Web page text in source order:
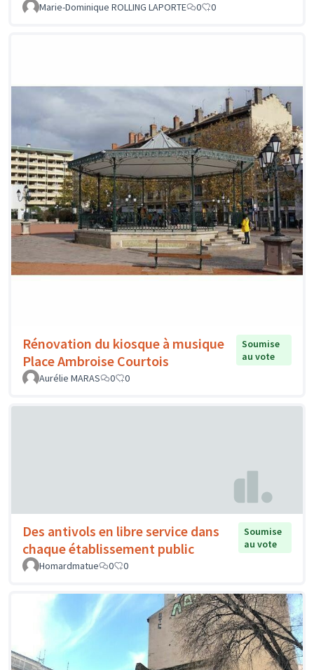
Marie-Dominique ROLLING LAPORTE
0 0
Rénovation du kiosque à musique
Place Ambroise Courtois
Soumise
au vote
Aurélie MARAS
0 0
Des antivols en libre service dans
chaque établissement public
Soumise
au vote
Homardmatue
0 0